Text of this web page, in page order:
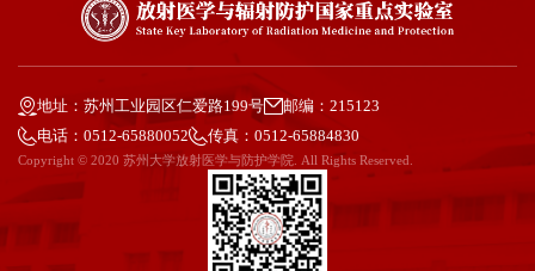
地址：苏州工业园区仁爱路199号
邮编：215123
电话：0512-65880052
传真：0512-65884830
Copyright © 2020 苏州大学放射医学与防护学院. All Rights Reserved.